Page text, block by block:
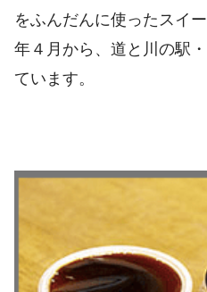
をふんだんに使ったスイ
年４月から、道と川の駅
ています。